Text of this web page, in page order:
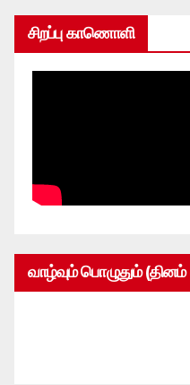
சிறப்பு காணொளி
வாழ்வும் பொழுதும் (தினம்